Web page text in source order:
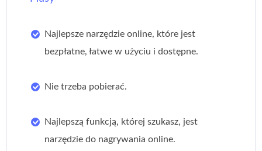
Najlepsze narzędzie online, które jest
bezpłatne, łatwe w użyciu i dostępne.
Nie trzeba pobierać.
Najlepszą funkcją, której szukasz, jest
narzędzie do nagrywania online.